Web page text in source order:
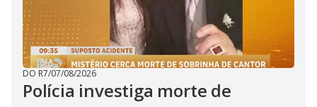
DO R7/07/08/2026
Polícia investiga morte de